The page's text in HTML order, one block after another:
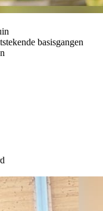
basisgangen